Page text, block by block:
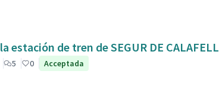
Mejora de la conexión y seguridad de la estación de tren de SEGUR DE CALAFELL
5 0 Acceptada